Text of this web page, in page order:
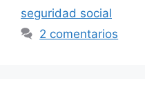
seguridad social
2 comentarios